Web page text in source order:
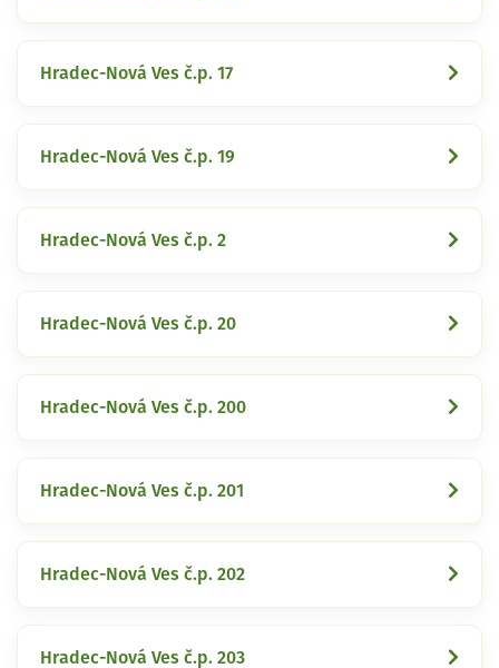
Hradec-Nová Ves č.p. 17
Hradec-Nová Ves č.p. 19
Hradec-Nová Ves č.p. 2
Hradec-Nová Ves č.p. 20
Hradec-Nová Ves č.p. 200
Hradec-Nová Ves č.p. 201
Hradec-Nová Ves č.p. 202
Hradec-Nová Ves č.p. 203